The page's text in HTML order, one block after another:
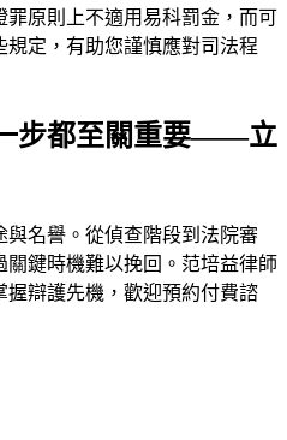
原則上不適用易科罰金，而可
定，有助您謹慎應對司法程
步都至關重要——立
名譽。從偵查階段到法院審
鍵時機難以挽回。 范培益律師
辯護先機，歡迎預約付費諮